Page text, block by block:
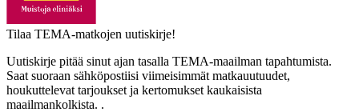
Tilaa TEMA-matkojen uutiskirje!
Uutiskirje pitää sinut ajan tasalla TEMA-maailman tapahtumista.
Saat suoraan sähköpostiisi viimeisimmät matkauutuudet,
houkuttelevat tarjoukset ja kertomukset kaukaisista
maailmankolkista. .